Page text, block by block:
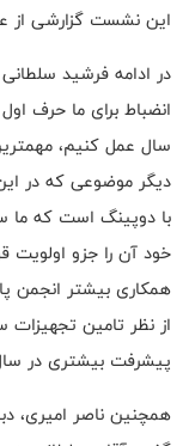
این نشست گزارشی از عملکرد
در ادامه فرشید
انضباط برای ما حرف
سال عمل کنیم،
دیگر موضوعی که در
با دوپینگ است که ما
خود آن را جزو اولویت
همکاری بیشتر انجمن
از نظر تامین
پیشرفت بیشتری در
همچنین ناصر امیری،